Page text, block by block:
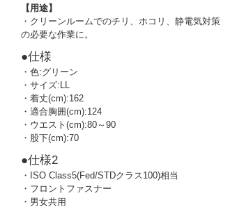
【用途】
・クリーンルームでのチリ、ホコリ、静電気対策
の必要な作業に。
●仕様
・色:グリーン
・サイズ:LL
・着丈(cm):162
・適合胸囲(cm):124
・ウエスト(cm):80～90
・股下(cm):70
●仕様2
・ISO Class5(Fed/STDクラス100)相当
・フロントファスナー
・男女共用